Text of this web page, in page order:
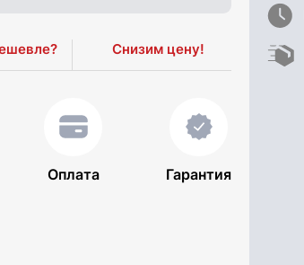
Снизим цену!
Оплата Гарантия